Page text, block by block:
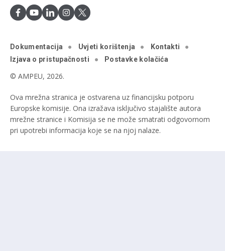
Dokumentacija Uvjeti korištenja
Kontakti
Izjava o pristupačnosti
Postavke kolačića
© AMPEU, 2026.
Ova mrežna stranica je ostvarena uz financijsku potporu
Europske komisije. Ona izražava isključivo stajalište autora
mrežne stranice i Komisija se ne može smatrati odgovornom
pri upotrebi informacija koje se na njoj nalaze.